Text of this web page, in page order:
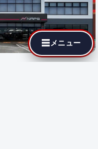
☰ メニュー